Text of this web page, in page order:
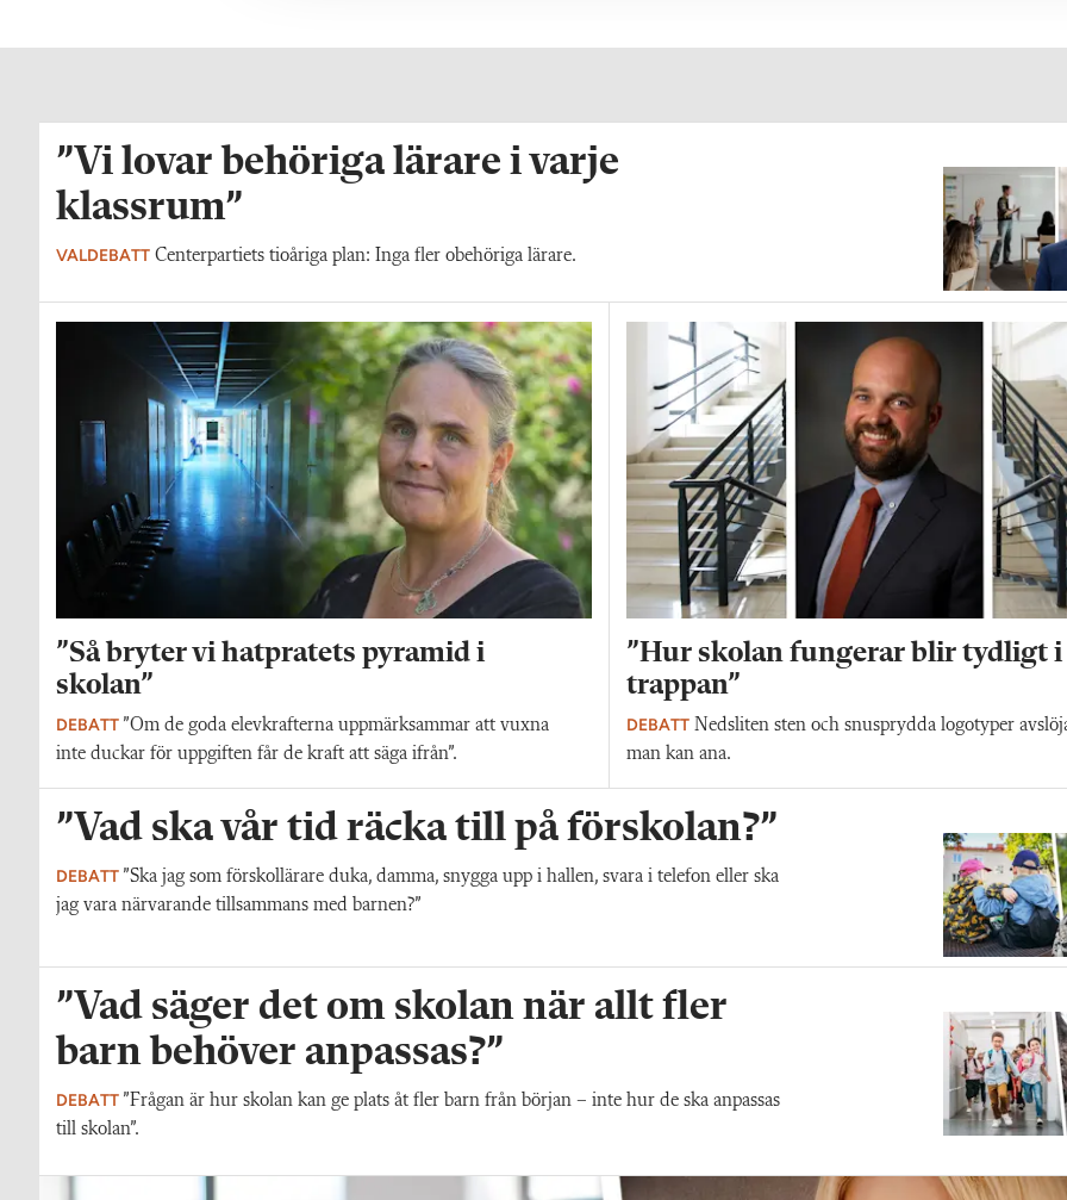
”Vi lovar behöriga lärare i varje
klassrum”
VALDEBATT Centerpartiets tioåriga plan: Inga fler obehöriga lärare.
”Så bryter vi hatpratets pyramid i
skolan”
DEBATT ”Om de goda elevkrafterna uppmärksammar att vuxna
inte duckar för uppgiften får de kraft att säga ifrån”.
”Hur skolan fungerar blir tydligt i
trappan”
DEBATT Nedsliten sten och snusprydda logotyper
man kan ana.
”Vad ska vår tid räcka till på förskolan?”
DEBATT ”Ska jag som förskollärare duka, damma, snygga upp i hallen, svara i telefon eller ska
jag vara närvarande tillsammans med barnen?”
”Vad säger det om skolan när allt fler
barn behöver anpassas?”
DEBATT ”Frågan är hur skolan kan ge plats åt fler barn från början – inte hur de ska anpassas
till skolan”.